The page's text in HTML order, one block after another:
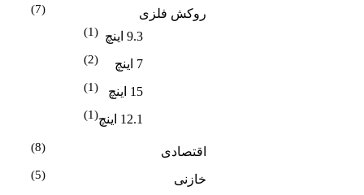
روکش فلزی (7)
9.3 اینچ (1)
7 اینچ (2)
15 اینچ (1)
12.1 اینچ (1)
اقتصادی (8)
خازنی (5)